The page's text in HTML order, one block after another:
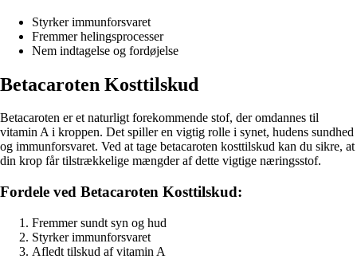
Styrker immunforsvaret
Fremmer helingsprocesser
Nem indtagelse og fordøjelse
Betacaroten Kosttilskud
Betacaroten er et naturligt forekommende stof, der omdannes til
vitamin A i kroppen. Det spiller en vigtig rolle i synet, hudens sundhed
og immunforsvaret. Ved at tage betacaroten kosttilskud kan du sikre, at
din krop får tilstrækkelige mængder af dette vigtige næringsstof.
Fordele ved Betacaroten Kosttilskud:
Fremmer sundt syn og hud
Styrker immunforsvaret
Afledt tilskud af vitamin A